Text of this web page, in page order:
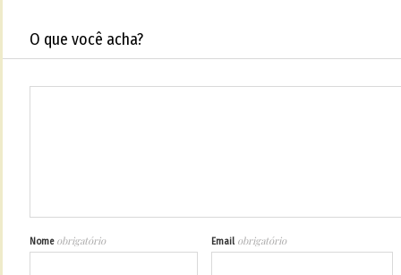
O que você acha?
Nome obrigatório Email obrigatório